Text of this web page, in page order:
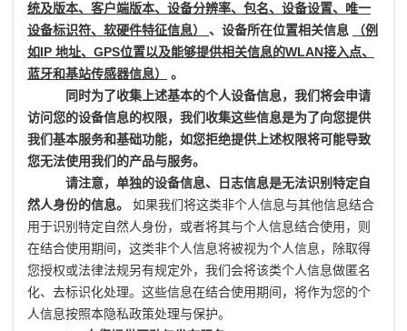
统及版本、客户端版本、设备分辨率、包名、设备设置、唯一
设备标识符、软硬件特征信息） 、设备所在位置相关信息
（例
如IP 地址、GPS位置以及能够提供相关信息的WLAN接入点、
蓝牙和基站传感器信息）
。
同时为了收集上述基本的个人设备信息，我们将会申请
访问您的设备信息的权限，我们收集这些信息是为了向您提供
我们基本服务和基础功能，如您拒绝提供上述权限将可能导致
您无法使用我们的产品与服务。
请注意，单独的设备信息、日志信息是无法识别特定自
然人身份的信息。 如果我们将这类非个人信息与其他信息结合
用于识别特定自然人身份，或者将其与个人信息结合使用，则
在结合使用期间，这类非个人信息将被视为个人信息，除取得
您授权或法律法规另有规定外，我们会将该类个人信息做匿名
化、去标识化处理。这些信息在结合使用期间，将作为您的个
人信息按照本隐私政策处理与保护。